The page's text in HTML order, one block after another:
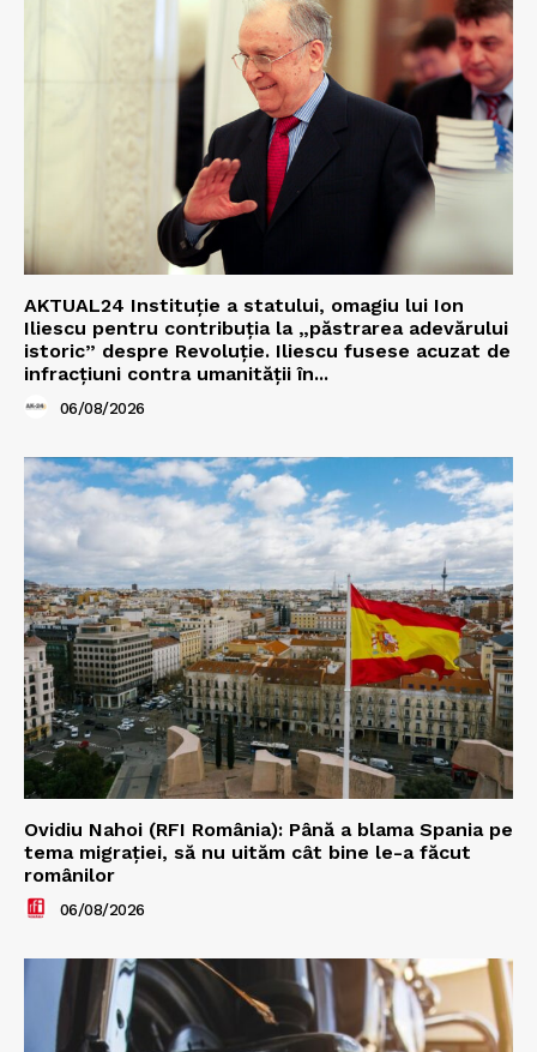
AKTUAL24 Instituție a statului, omagiu lui Ion
Iliescu pentru contribuția la „păstrarea adevărului
istoric” despre Revoluție. Iliescu fusese acuzat de
infracțiuni contra umanității în...
06/08/2026
Ovidiu Nahoi (RFI România): Până a blama Spania pe
tema migrației, să nu uităm cât bine le-a făcut
românilor
06/08/2026